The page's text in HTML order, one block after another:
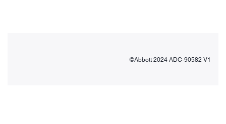
©Abbott 2024 ADC-90582 V1